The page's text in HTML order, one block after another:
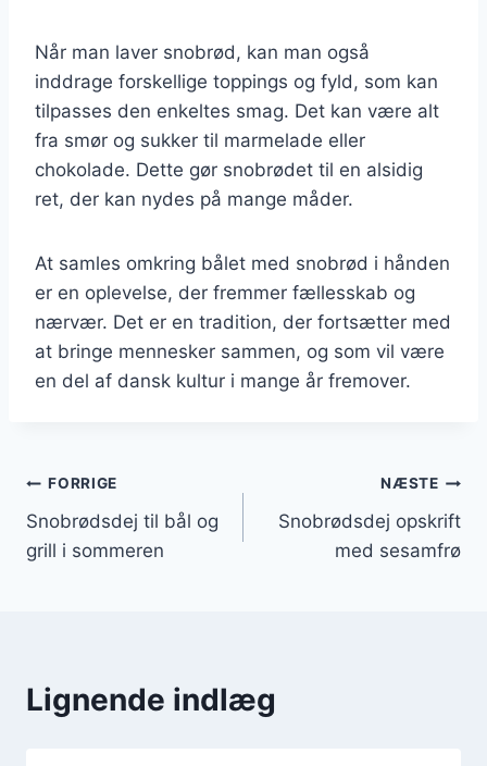
Når man laver snobrød, kan man også
inddrage forskellige toppings og fyld, som kan
tilpasses den enkeltes smag. Det kan være alt
fra smør og sukker til marmelade eller
chokolade. Dette gør snobrødet til en alsidig
ret, der kan nydes på mange måder.
At samles omkring bålet med snobrød i hånden
er en oplevelse, der fremmer fællesskab og
nærvær. Det er en tradition, der fortsætter med
at bringe mennesker sammen, og som vil være
en del af dansk kultur i mange år fremover.
Indlægsnavigation
FORRIGE
Snobrødsdej til bål og
grill i sommeren
NÆSTE
Snobrødsdej opskrift
med sesamfrø
Lignende indlæg